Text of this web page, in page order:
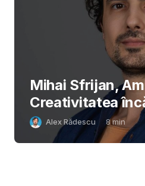
Mihai Sfrijan,
Creativitatea
Alex Rădescu 8min